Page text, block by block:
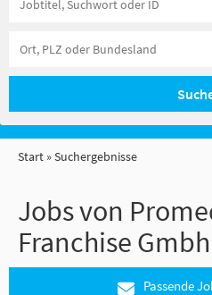
Start Suchergebnisse
Jobs von
Franchise Gmbh
Passende